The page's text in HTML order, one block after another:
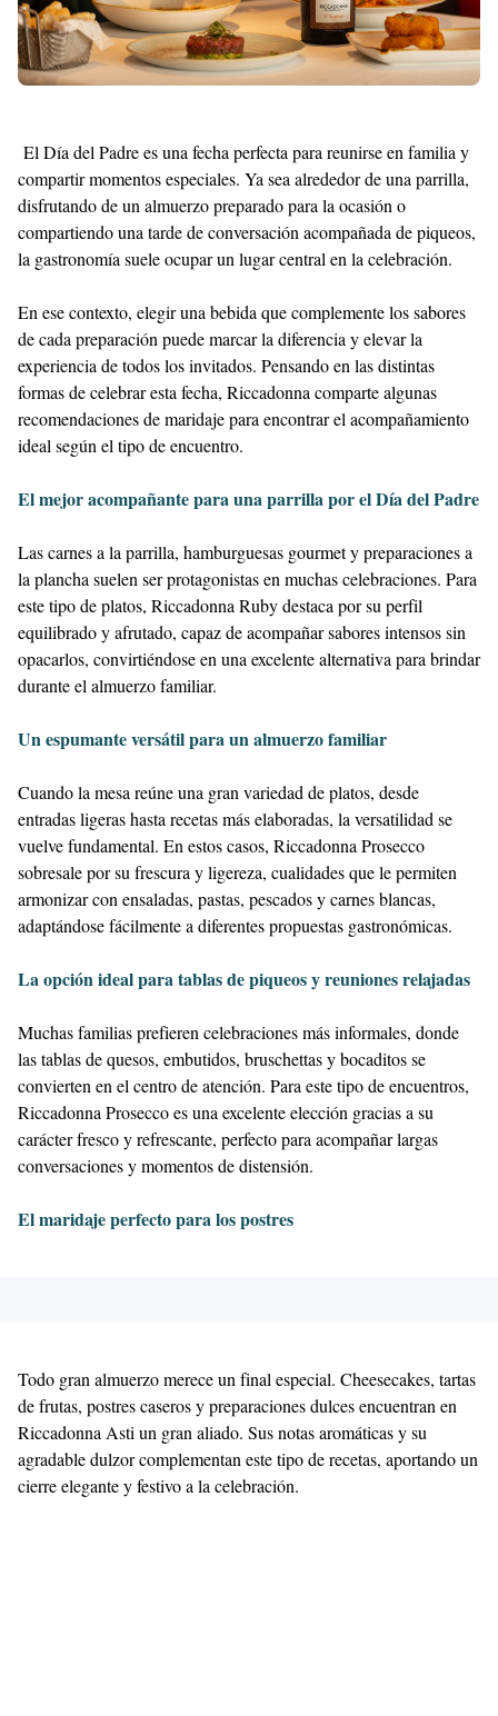
El Día del Padre es una fecha perfecta para reunirse en familia y
compartir momentos especiales. Ya sea alrededor de una parrilla,
disfrutando de un almuerzo preparado para la ocasión o
compartiendo una tarde de conversación acompañada de piqueos,
la gastronomía suele ocupar un lugar central en la celebración.
En ese contexto, elegir una bebida que complemente los sabores
de cada preparación puede marcar la diferencia y elevar la
experiencia de todos los invitados. Pensando en las distintas
formas de celebrar esta fecha, Riccadonna comparte algunas
recomendaciones de maridaje para encontrar el acompañamiento
ideal según el tipo de encuentro.
El mejor acompañante para una parrilla por el Día del Padre
Las carnes a la parrilla, hamburguesas gourmet y preparaciones a
la plancha suelen ser protagonistas en muchas celebraciones. Para
este tipo de platos, Riccadonna Ruby destaca por su perfil
equilibrado y afrutado, capaz de acompañar sabores intensos sin
opacarlos, convirtiéndose en una excelente alternativa para brindar
durante el almuerzo familiar.
Un espumante versátil para un almuerzo familiar
Cuando la mesa reúne una gran variedad de platos, desde
entradas ligeras hasta recetas más elaboradas, la versatilidad se
vuelve fundamental. En estos casos, Riccadonna Prosecco
sobresale por su frescura y ligereza, cualidades que le permiten
armonizar con ensaladas, pastas, pescados y carnes blancas,
adaptándose fácilmente a diferentes propuestas gastronómicas.
La opción ideal para tablas de piqueos y reuniones relajadas
Muchas familias prefieren celebraciones más informales, donde
las tablas de quesos, embutidos, bruschettas y bocaditos se
convierten en el centro de atención. Para este tipo de encuentros,
Riccadonna Prosecco es una excelente elección gracias a su
carácter fresco y refrescante, perfecto para acompañar largas
conversaciones y momentos de distensión.
El maridaje perfecto para los postres
Todo gran almuerzo merece un final especial. Cheesecakes, tartas
de frutas, postres caseros y preparaciones dulces encuentran en
Riccadonna Asti un gran aliado. Sus notas aromáticas y su
agradable dulzor complementan este tipo de recetas, aportando un
cierre elegante y festivo a la celebración.